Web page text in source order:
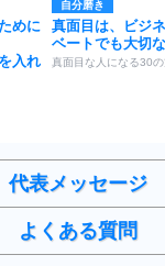
めに
入れ
自分磨き
真面目は、ビジ
ベートでも大切な
真面目な人になる30
代表メッセージ
よくある質問